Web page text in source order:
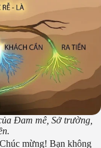
Đam mê, Sở trường,
Chúc mừng! Bạn không